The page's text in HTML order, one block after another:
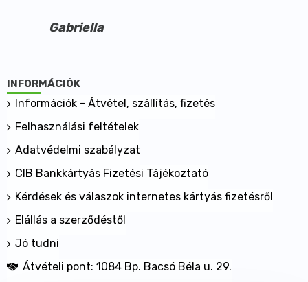
Gabriella
INFORMÁCIÓK
Információk - Átvétel, szállítás, fizetés
Felhasználási feltételek
Adatvédelmi szabályzat
CIB Bankkártyás Fizetési Tájékoztató
Kérdések és válaszok internetes kártyás fizetésről
Elállás a szerződéstől
Jó tudni
Átvételi pont: 1084 Bp. Bacsó Béla u. 29.